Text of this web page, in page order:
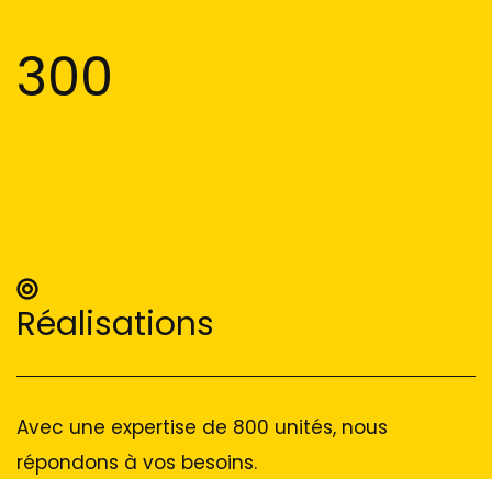
300
Réalisations
Avec une expertise de 800 unités, nous
répondons à vos besoins.